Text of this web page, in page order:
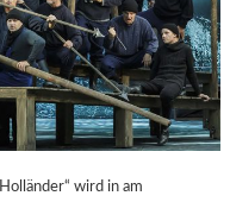
wird in am